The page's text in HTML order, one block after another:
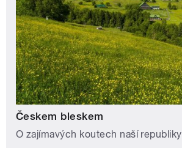
Českem bleskem
O zajímavých koutech naší republiky